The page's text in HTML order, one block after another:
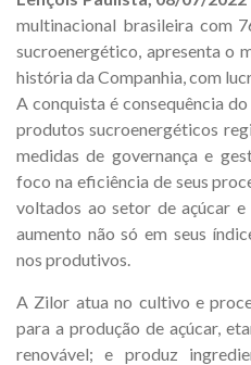
multinacional brasileira com
sucroenergético, apresenta o
história da Companhia, com
A conquista é consequência
produtos sucroenergéticos
medidas de governança e
foco na eficiência de seus
voltados ao setor de açúcar
aumento não só em seus
nos produtivos.
A Zilor atua no cultivo e
para a produção de açúcar,
renovável; e produz